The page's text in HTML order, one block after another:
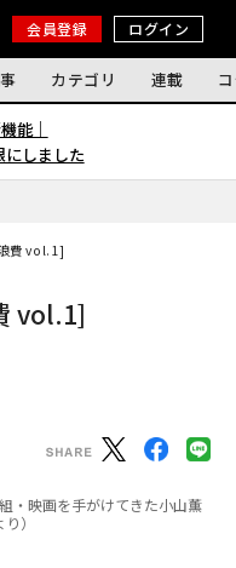
会員登録 ログイン
カテゴリ 連載
能｜
しました
費 vol.1]
vol.1]
・映画を手がけてきた小山薫
）